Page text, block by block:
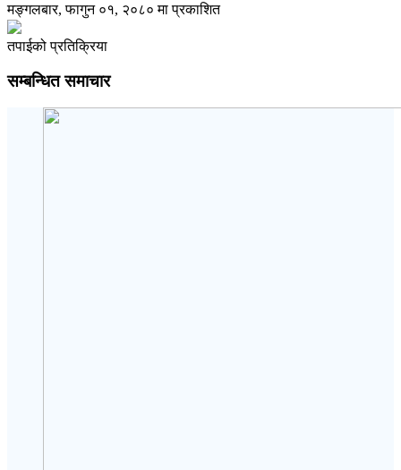
मङ्गलबार, फागुन ०१, २०८० मा प्रकाशित
तपाईको प्रतिक्रिया
सम्बन्धित समाचार